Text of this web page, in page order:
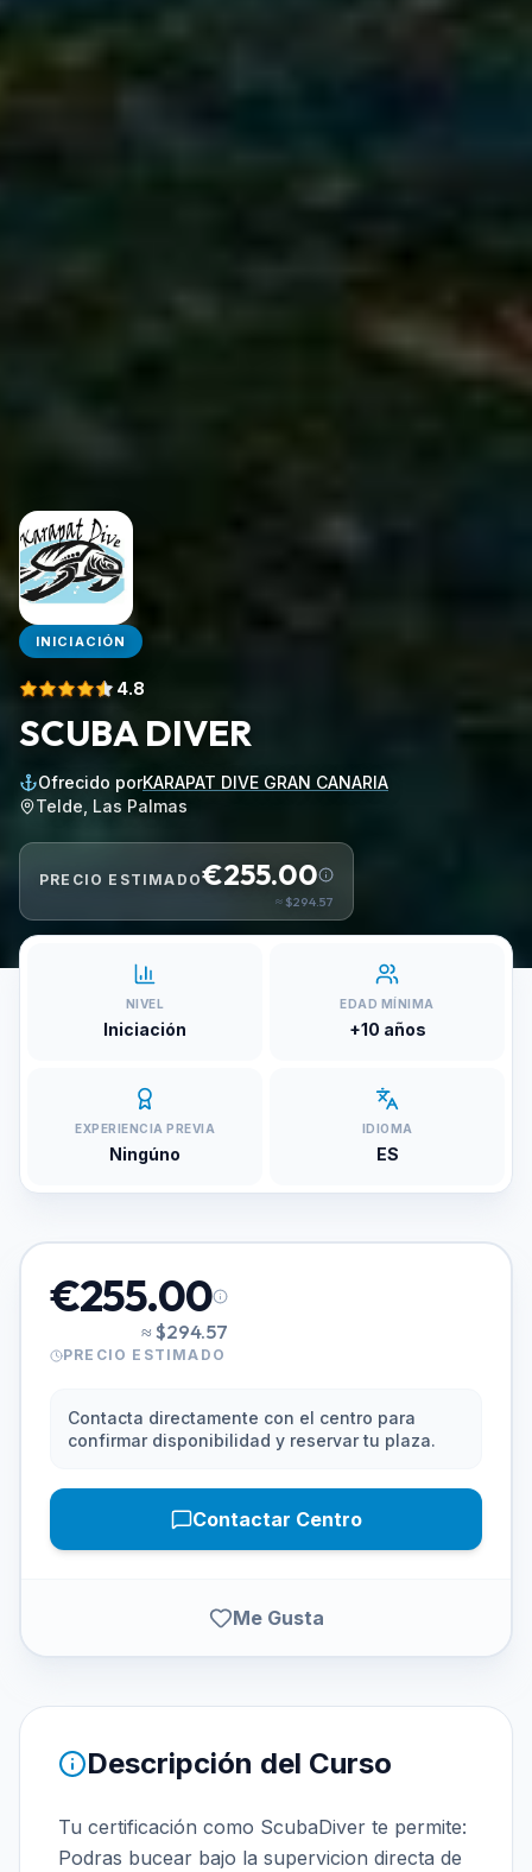
INICIACIÓN
4.8
SCUBA DIVER
Ofrecido porKARAPAT DIVE GRAN CANARIA
Telde, Las Palmas
PRECIO ESTIMADO€255.00
≈ $294.57
NIVEL
Iniciación
EDAD MÍNIMA
+10 años
EXPERIENCIA PREVIA
Ningúno
IDIOMA
ES
Descripción del Curso
Tu certificación como ScubaDiver te permite:
Podras bucear bajo la supervicion directa de
€255.00
≈ $294.57
PRECIO ESTIMADO
Contacta directamente con el centro para
confirmar disponibilidad y reservar tu plaza.
Contactar Centro
Me Gusta